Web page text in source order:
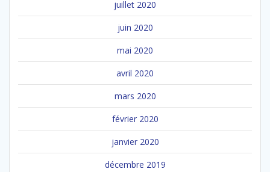
juillet 2020
juin 2020
mai 2020
avril 2020
mars 2020
février 2020
janvier 2020
décembre 2019